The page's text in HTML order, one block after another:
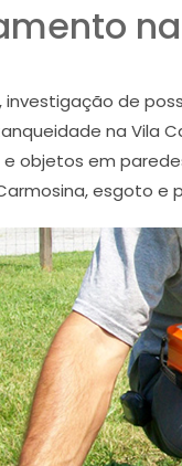
de
na Vila
objetos em
esgoto e